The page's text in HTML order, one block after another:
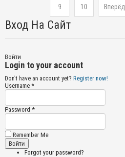
9 10 Вперёд
Вход На Сайт
Войти
Login to your account
Don't have an account yet? Register now!
Username *
Password *
Remember Me
Forgot your password?